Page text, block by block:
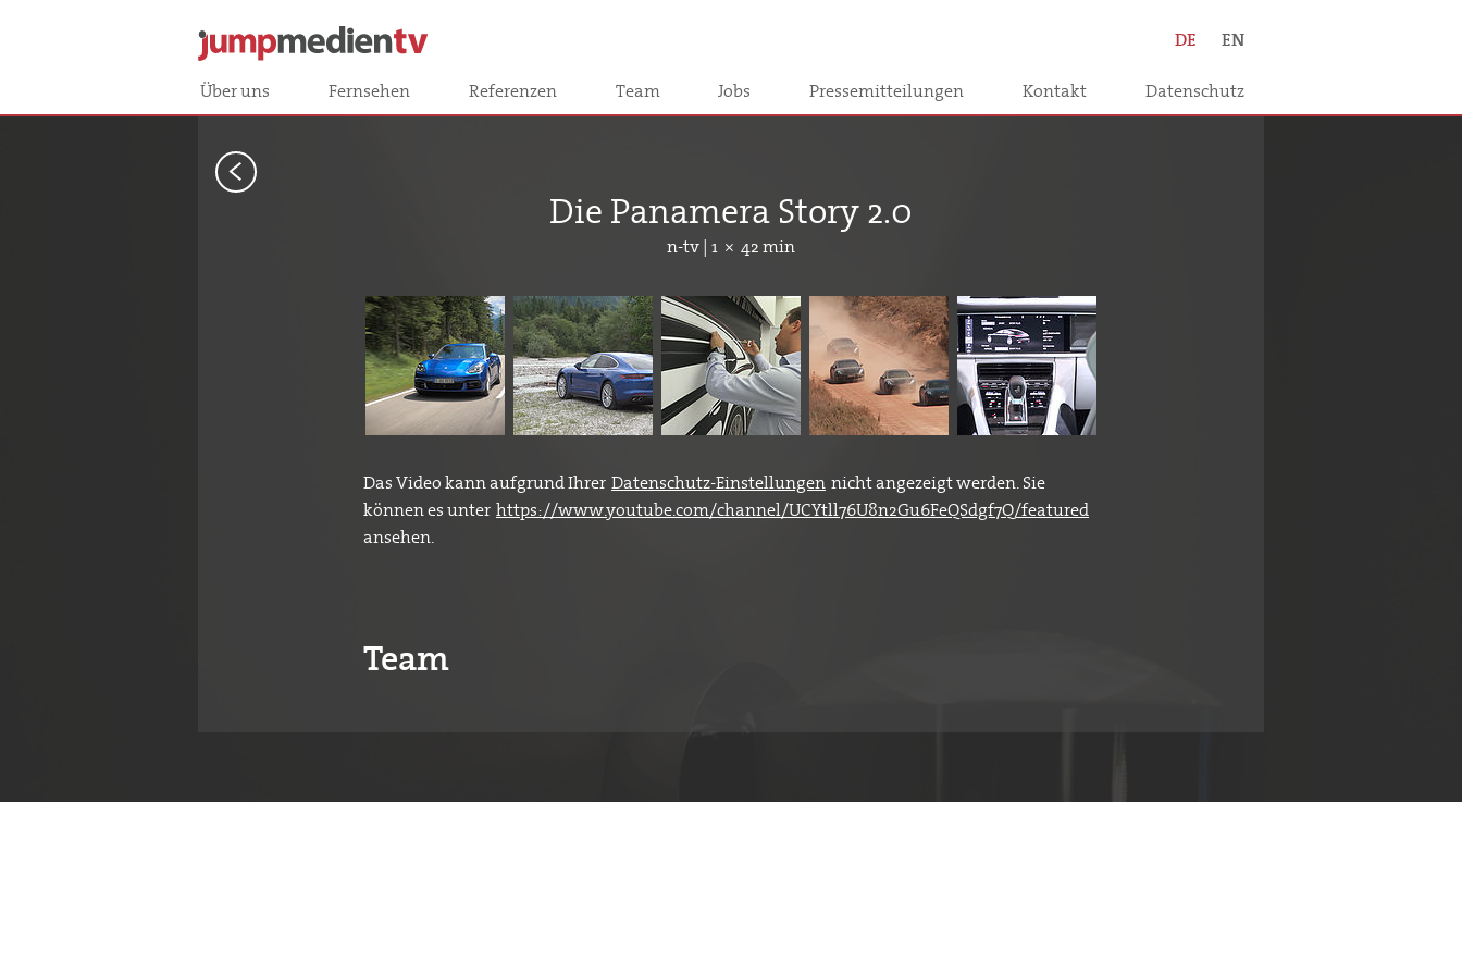
Über uns Fernsehen Referenzen Team Jobs Pressemitteilungen Kontakt Datenschutz
DE EN
<
Die Panamera Story 2.0
n-tv | 1 × 42 min
Das Video kann aufgrund Ihrer Datenschutz-Einstellungen nicht angezeigt werden. Sie
können es unter https://www.youtube.com/channel/UCYtll76U8n2Gu6FeQSdgf7Q/featured
ansehen.
Team